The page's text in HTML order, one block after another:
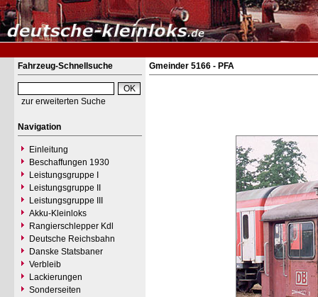
Fahrzeug-Schnellsuche
zur erweiterten Suche
Navigation
Einleitung
Beschaffungen 1930
Leistungsgruppe I
Leistungsgruppe II
Leistungsgruppe III
Akku-Kleinloks
Rangierschlepper Kdl
Deutsche Reichsbahn
Danske Statsbaner
Verbleib
Lackierungen
Sonderseiten
Gmeinder 5166 - PFA